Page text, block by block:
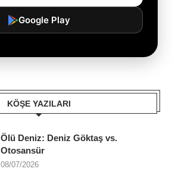
Google Play
KÖŞE YAZILARI
Ölü Deniz: Deniz Göktaş vs.
Otosansür
08/07/2026